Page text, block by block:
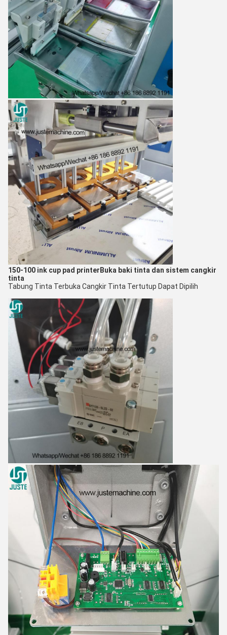
150-100 ink cup pad printer Buka baki tinta dan sistem cangkir
tinta
Tabung Tinta Terbuka Cangkir Tinta Tertutup Dapat Dipilih